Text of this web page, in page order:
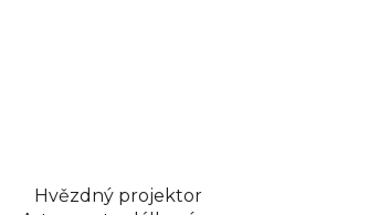
Hvězdný projektor